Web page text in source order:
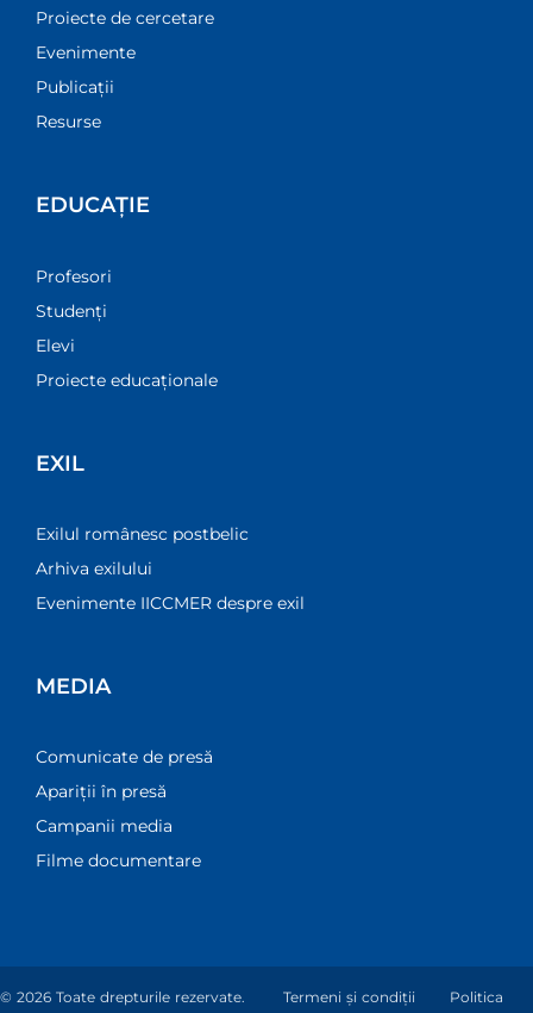
Proiecte de cercetare
Evenimente
Publicații
Resurse
EDUCAȚIE
Profesori
Studenți
Elevi
Proiecte educaționale
EXIL
Exilul românesc postbelic
Arhiva exilului
Evenimente IICCMER despre exil
MEDIA
Comunicate de presă
Apariții în presă
Campanii media
Filme documentare
© 2026 Toate drepturile rezervate.Termeni și condiții Politica